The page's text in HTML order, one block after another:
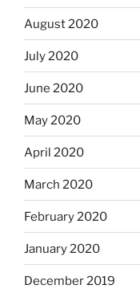
August 2020
July 2020
June 2020
May 2020
April 2020
March 2020
February 2020
January 2020
December 2019